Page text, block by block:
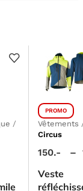
/
PROMO
Vêtements
Circus
150.- –
Veste